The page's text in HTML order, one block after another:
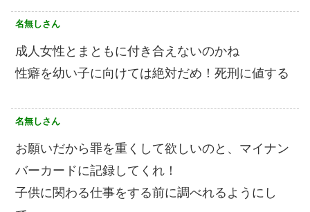
名無しさん
成人女性とまともに付き合えないのかね
性癖を幼い子に向けては絶対だめ！死刑に値する
名無しさん
お願いだから罪を重くして欲しいのと、マイナン
バーカードに記録してくれ！
子供に関わる仕事をする前に調べれるようにし